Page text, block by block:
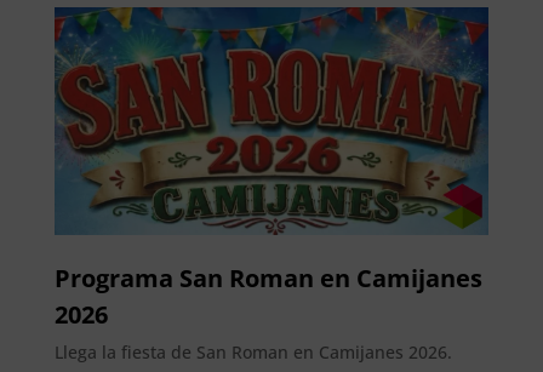
Programa San Roman en Camijanes
2026
Llega la fiesta de San Roman en Camijanes 2026.